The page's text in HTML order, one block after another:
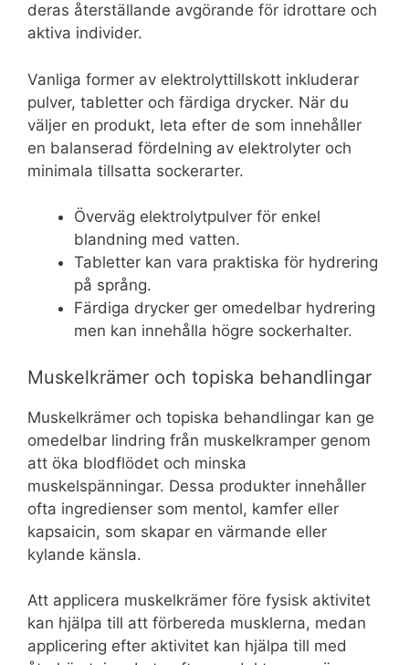
deras återställande avgörande för idrottare och
aktiva individer.
Vanliga former av elektrolyttillskott inkluderar
pulver, tabletter och färdiga drycker. När du
väljer en produkt, leta efter de som innehåller
en balanserad fördelning av elektrolyter och
minimala tillsatta sockerarter.
Överväg elektrolytpulver för enkel
blandning med vatten.
Tabletter kan vara praktiska för hydrering
på språng.
Färdiga drycker ger omedelbar hydrering
men kan innehålla högre sockerhalter.
Muskelkrämer och topiska behandlingar
Muskelkrämer och topiska behandlingar kan ge
omedelbar lindring från muskelkramper genom
att öka blodflödet och minska
muskelspänningar. Dessa produkter innehåller
ofta ingredienser som mentol, kamfer eller
kapsaicin, som skapar en värmande eller
kylande känsla.
Att applicera muskelkrämer före fysisk aktivitet
kan hjälpa till att förbereda musklerna, medan
applicering efter aktivitet kan hjälpa till med